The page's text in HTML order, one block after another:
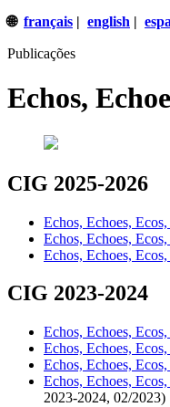
🌐 français | english |
Publicações
Echos,
CIG 2025-2026
Echos, Echoes, Ecos,
Echos, Echoes,
Echos, Echoes,
CIG 2023-2024
Echos, Echoes,
Echos, Echoes,
Echos, Echoes,
Echos, Echoes,
2023-2024, 02/2023)